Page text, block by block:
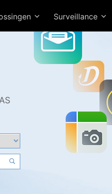
Surveillance